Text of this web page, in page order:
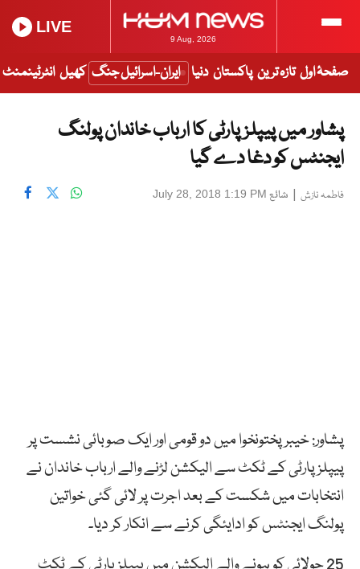
9 Aug, 2026
LIVE
صفحۂ اول تازہ ترین پاکستان دنیا ایران-اسرائیل جنگ کھیل انٹرٹینمنٹ
پشاور میں پیپلزپارٹی کا ارباب خاندان پولنگ
ایجنٹس کو دغا دے گیا
فاطمہ نازش | شائع July 28, 2018 1:19 PM
پشاور: خیبرپختونخوا میں دو قومی اور ایک صوبائی نشست پر
پیپلزپارٹی کے ٹکٹ سے الیکشن لڑنے والے ارباب خاندان نے
انتخابات میں شکست کے بعد اجرت پر لائی گئی خواتین
پولنگ ایجنٹس کو ادایئگی کرنے سے انکار کر دیا۔